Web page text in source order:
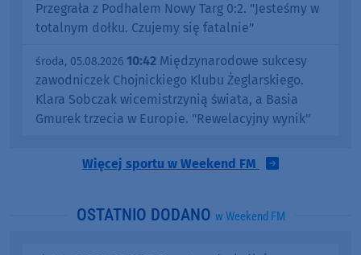
Przegrała z Podhalem Nowy Targ 0:2. "Jesteśmy w
totalnym dołku. Czujemy się fatalnie"
środa, 05.08.2026 10:42 Międzynarodowe sukcesy
zawodniczek Chojnickiego Klubu Żeglarskiego.
Klara Sobczak wicemistrzynią świata, a Basia
Gmurek trzecia w Europie. "Rewelacyjny wynik"
Więcej sportu w Weekend FM
OSTATNIO DODANO w Weekend FM